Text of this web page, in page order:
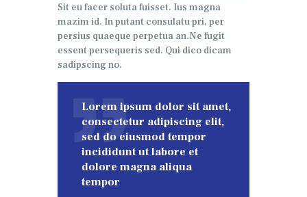
Sit eu facer soluta fuisset. Ius magna
mazim id. In putant consulatu pri, per
persius quaeque perpetua an.Ne fugit
essent persequeris sed. Qui dico dicam
sadipscing no.
Lorem ipsum dolor sit amet,
consectetur adipiscing elit,
sed do eiusmod tempor
incididunt ut labore et
dolore magna aliqua
tempor